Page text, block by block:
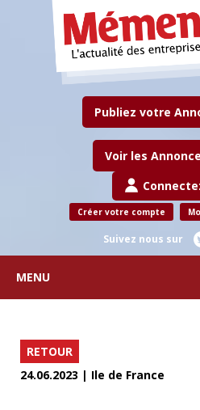
Publiez votre
Voir les
Créer votre compte
Suivez nous sur
MENU
RETOUR
24.06.2023 | Ile de France